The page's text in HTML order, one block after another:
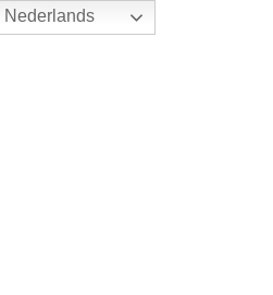
Nederlands